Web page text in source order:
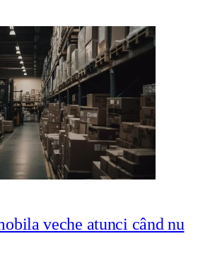
veche atunci când nu